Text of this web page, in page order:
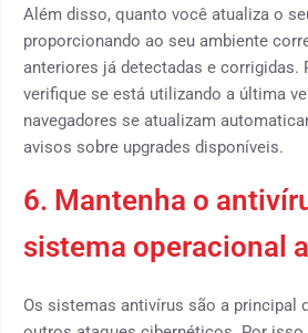
Além disso, quanto você atualiza o
proporcionando ao seu ambiente
anteriores já detectadas e corrigidas.
verifique se está utilizando a última
navegadores se atualizam
avisos sobre upgrades disponíveis.
6. Mantenha o
sistema operacional
Os sistemas antivírus são a principal